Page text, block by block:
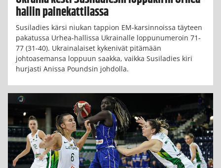
hallin painekattilassa
Susiladies kärsi niukan tappion EM-karsinnoissa täyteen
pakatussa Urhea-hallissa Ukrainalle loppunumeroin 71-
77 (31-40). Ukrainalaiset kykenivät pitämään
johtoasemansa loppuun saakka, vaikka Susiladies kiri
hurjasti Anissa Poundsin johdolla.